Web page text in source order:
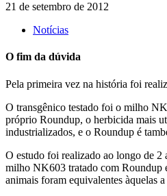
21 de setembro de 2012
Notícias
O fim da dúvida
Pela primeira vez na história foi
O transgênico testado foi o milho
próprio Roundup, o herbicida mais
industrializados, e o Roundup é
O estudo foi realizado ao longo de 2
milho NK603 tratado com Roundup
animais foram equivalentes àquelas